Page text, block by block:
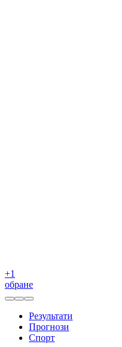
+1
обране
Результати
Прогнози
Спорт